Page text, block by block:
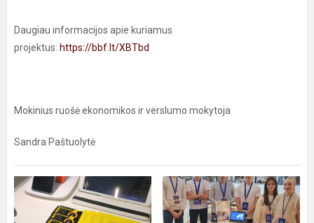
Daugiau informacijos apie kuriamus
projektus: https://bbf.lt/XBTbd
Mokinius ruošė ekonomikos ir verslumo mokytoja
Sandra Paštuolytė